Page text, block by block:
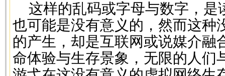
这样的乱码或字母与数字，是
也可能是没有意义的，然而这种
的产生，却是互联网或说媒介融
命体验与生存景象，无限的人们